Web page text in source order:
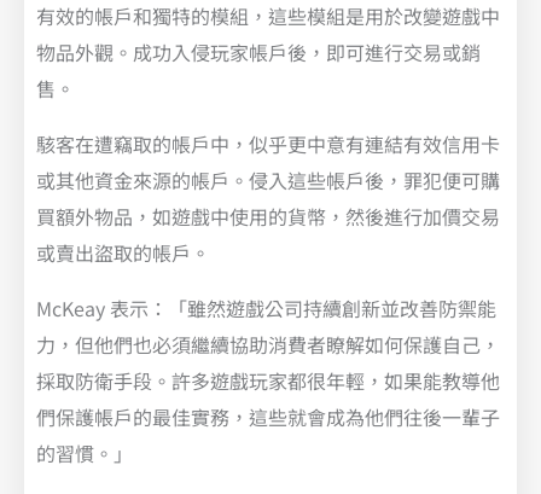
有效的帳戶和獨特的模組，這些模組是用於改變遊戲中
物品外觀。成功入侵玩家帳戶後，即可進行交易或銷
售。
駭客在遭竊取的帳戶中，似乎更中意有連結有效信用卡
或其他資金來源的帳戶。侵入這些帳戶後，罪犯便可購
買額外物品，如遊戲中使用的貨幣，然後進行加價交易
或賣出盜取的帳戶。
McKeay 表示：「雖然遊戲公司持續創新並改善防禦能
力，但他們也必須繼續協助消費者瞭解如何保護自己，
採取防衛手段。許多遊戲玩家都很年輕，如果能教導他
們保護帳戶的最佳實務，這些就會成為他們往後一輩子
的習慣。」